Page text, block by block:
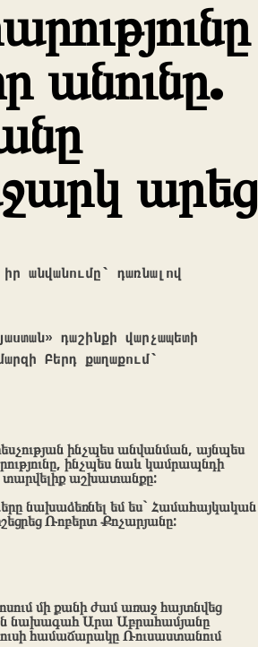
անունը.
արեց
անվանումը՝ դառնալով
դաշինքի վարչապետի
Բերդ քաղաքում՝
ինչպես անվանման, այնպես
ինչպես նաև կամրապնդի
տարվելիք աշխատանքը:
նախաձեռնել եմ ես` Համահայկական
Ռոբերտ Քոչարյանը:
մի քանի ժամ առաջ հայտնվեց
նախագահ Արա Աբրահամյանը
համաճարակը Ռուսաստանում